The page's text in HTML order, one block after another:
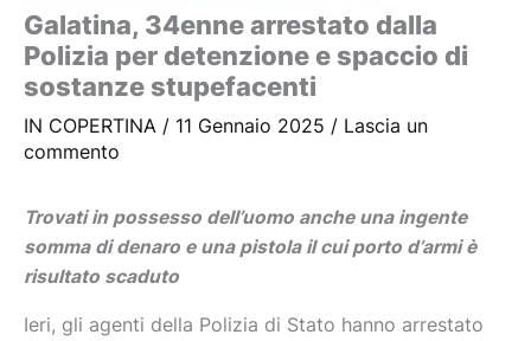
Galatina, 34enne arrestato dalla
Polizia per detenzione e spaccio di
sostanze stupefacenti
IN COPERTINA / 11 Gennaio 2025 / Lascia un
commento
Trovati in possesso dell’uomo anche una ingente
somma di denaro e una pistola il cui porto d’armi è
risultato scaduto
Ieri, gli agenti della Polizia di Stato hanno arrestato